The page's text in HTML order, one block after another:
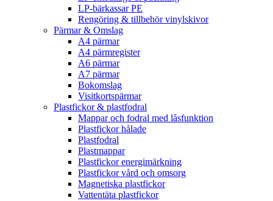
LP-bärkassar PE
Rengöring & tillbehör vinylskivor
Pärmar & Omslag
A4 pärmar
A4 pärmregister
A6 pärmar
A7 pärmar
Bokomslag
Visitkortspärmar
Plastfickor & plastfodral
Mappar och fodral med låsfunktion
Plastfickor hålade
Plastfodral
Plastmappar
Plastfickor energimärkning
Plastfickor vård och omsorg
Magnetiska plastfickor
Vattentäta plastfickor